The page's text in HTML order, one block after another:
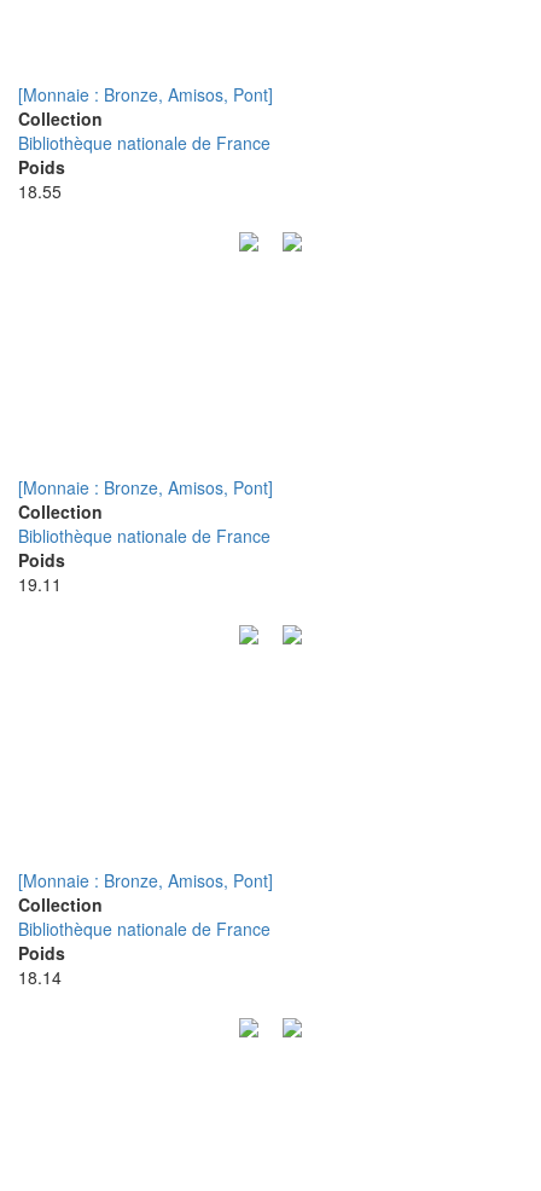
[Monnaie : Bronze, Amisos, Pont]
Collection
Bibliothèque nationale de France
Poids
18.55
[Monnaie : Bronze, Amisos, Pont]
Collection
Bibliothèque nationale de France
Poids
19.11
[Monnaie : Bronze, Amisos, Pont]
Collection
Bibliothèque nationale de France
Poids
18.14